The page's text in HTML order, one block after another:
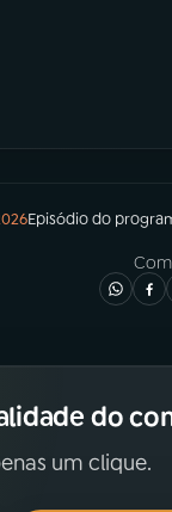
Episódiodo
do
um clique.